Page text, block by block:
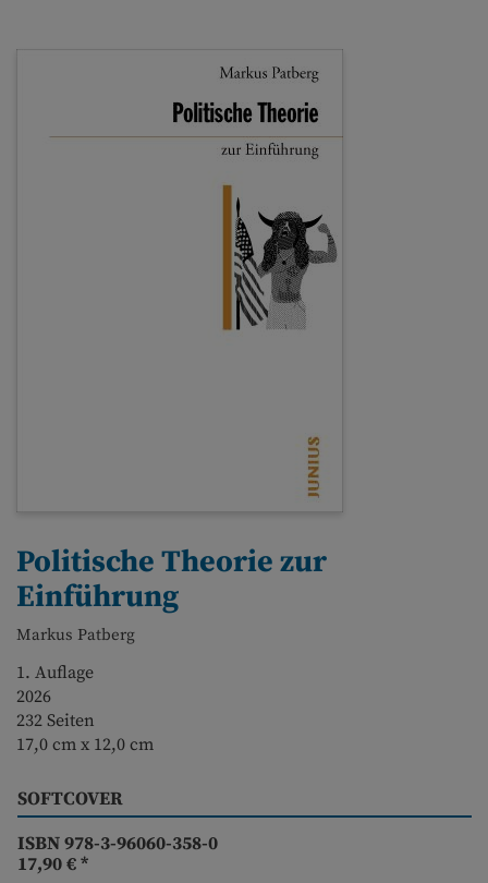
Politische Theorie zur
Einführung
Markus Patberg
1. Auflage
2026
232 Seiten
17,0 cm x 12,0 cm
SOFTCOVER
ISBN 978-3-96060-358-0
17,90 €*